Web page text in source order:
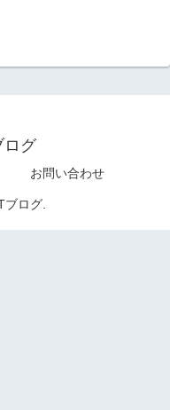
ログ
お問い合わせ
ブログ.